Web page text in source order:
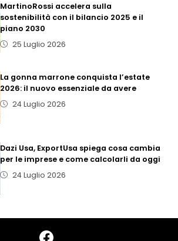
MartinoRossi accelera sulla
sostenibilità con il bilancio 2025 e il
piano 2030
25 Luglio 2026
La gonna marrone conquista l’estate
2026: il nuovo essenziale da avere
24 Luglio 2026
Dazi Usa, ExportUsa spiega cosa cambia
per le imprese e come calcolarli da oggi
24 Luglio 2026